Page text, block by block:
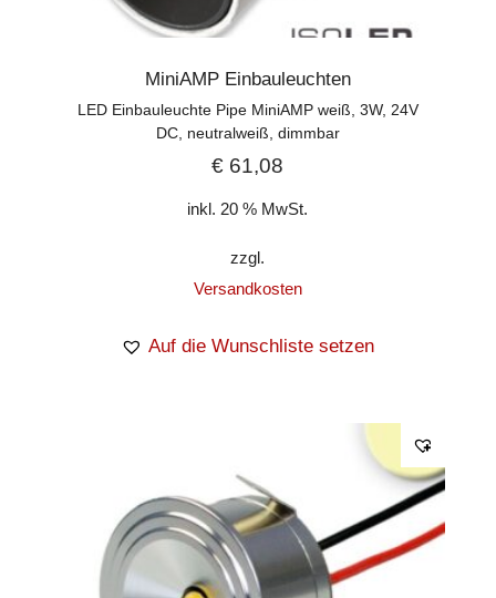
MiniAMP Einbauleuchten
LED Einbauleuchte Pipe MiniAMP weiß, 3W, 24V
DC, neutralweiß, dimmbar
€ 61,08
inkl. 20 % MwSt.
zzgl.
Versandkosten
Auf die Wunschliste setzen